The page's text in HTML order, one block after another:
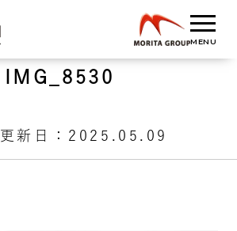
IMG_8530
更新日：2025.05.09